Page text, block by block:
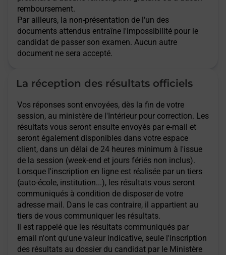
remboursement.
Par ailleurs, la non-présentation de l'un des
documents attendus entraîne l'impossibilité pour le
candidat de passer son examen. Aucun autre
document ne sera accepté.
La réception des résultats officiels
Vos réponses sont envoyées, dès la fin de votre
session, au ministère de l'Intérieur pour correction. Les
résultats vous seront ensuite envoyés par e-mail et
seront également disponibles dans votre espace
client, dans un délai de 24 heures minimum à l'issue
de la session (week-end et jours fériés non inclus).
Lorsque l'inscription en ligne est réalisée par un tiers
(auto-école, institution...), les résultats vous seront
communiqués à condition de disposer de votre
adresse mail. Dans le cas contraire, il appartient au
tiers de vous communiquer les résultats.
Il est rappelé que les résultats communiqués par
email n'ont qu'une valeur indicative, seule l'inscription
des résultats au dossier du candidat par le Ministère